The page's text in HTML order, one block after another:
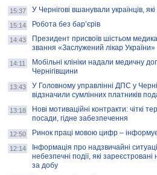
Золота тварина: видання Forbes
написало про чернігівця Патрона: хто і
скільки на ньому заробляє? І куди
витрачають?
15:37 У Чернігові вшанували українців,
15:14 Робота без бар’єрів
14:43
Президент присвоїв шістьом
звання «Заслужений лікар України»
14:11
Мобільні клініки надали медичну
Чернігівщини
13:43
У Головному управлінні ДПС у
відзначили сумлінних платників
13:18
Нові мотиваційні контракти: чіткі
посади, гідне забезпечення
12:50 Ринок праці мовою цифр –
12:14
Інформація про надзвичайні
небезпечні події, які зареєстровані
за добу